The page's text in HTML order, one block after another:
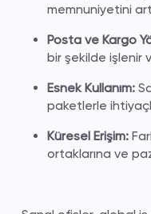
memnuniyetini
Posta ve Kargo
bir şekilde işlenir
Esnek Kullanım:
paketlerle
Küresel Erişim:
ortaklarına ve